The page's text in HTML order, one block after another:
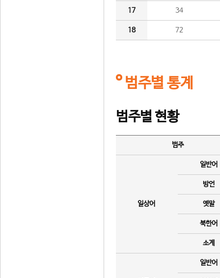
17 34
18 72
범주별 통계
범주별 현황
범주
일상어
일반어
방언
옛말
북한어
소계
일반어